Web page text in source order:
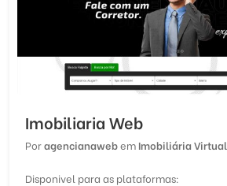
Imobiliaria Web
Poragencianawebem Imobiliária Virtual
Disponivel para as plataformas: